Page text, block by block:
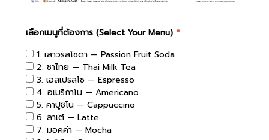
เลือกเมนูที่ต้องการ (Select Your Menu) *
1. เสาวรสโซดา — Passion Fruit Soda
2. ชาไทย — Thai Milk Tea
3. เอสเปรสโซ — Espresso
4. อเมริกาโน — Americano
5. คาปูชิโน — Cappuccino
6. ลาเต้ — Latte
7. มอคค่า — Mocha